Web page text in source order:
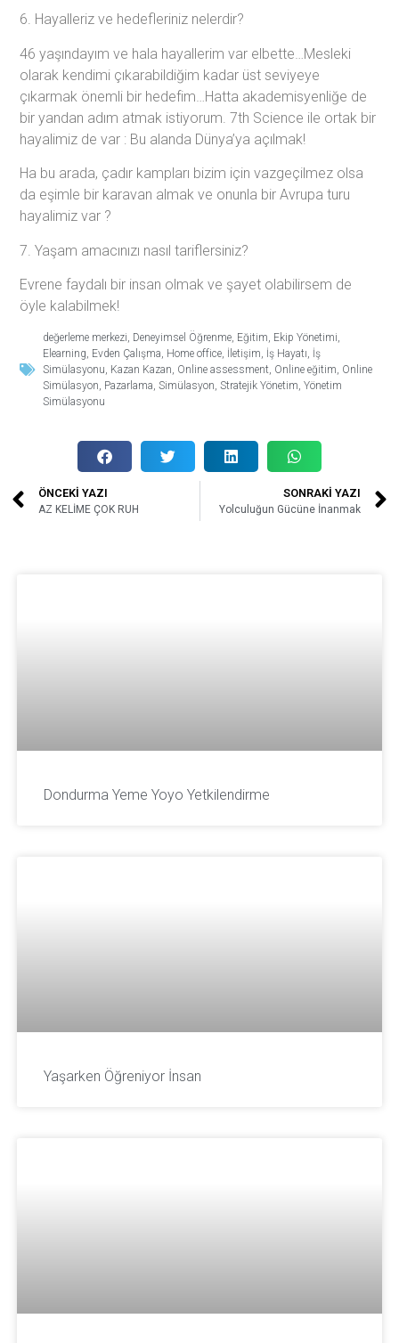
6. Hayalleriz ve hedefleriniz nelerdir?
46 yaşındayım ve hala hayallerim var elbette…Mesleki
olarak kendimi çıkarabildiğim kadar üst seviyeye
çıkarmak önemli bir hedefim…Hatta akademisyenliğe de
bir yandan adım atmak istiyorum. 7th Science ile ortak bir
hayalimiz de var : Bu alanda Dünya’ya açılmak!
Ha bu arada, çadır kampları bizim için vazgeçilmez olsa
da eşimle bir karavan almak ve onunla bir Avrupa turu
hayalimiz var ?
7. Yaşam amacınızı nasıl tariflersiniz?
Evrene faydalı bir insan olmak ve şayet olabilirsem de
öyle kalabilmek!
değerleme merkezi, Deneyimsel Öğrenme, Eğitim, Ekip Yönetimi,
Elearning, Evden Çalışma, Home office, İletişim, İş Hayatı, İş
Simülasyonu, Kazan Kazan, Online assessment, Online eğitim, Online
Simülasyon, Pazarlama,Simülasyon,Stratejik Yönetim,Yönetim
Simülasyonu
ÖNCEKİ YAZI
AZ KELİME ÇOK RUH
SONRAKİ YAZI
Yolculuğun Gücüne İnanmak
Dondurma Yeme Yoyo Yetkilendirme
Yaşarken Öğreniyor İnsan